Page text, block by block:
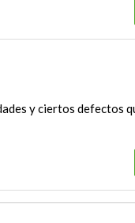
y ciertos defectos